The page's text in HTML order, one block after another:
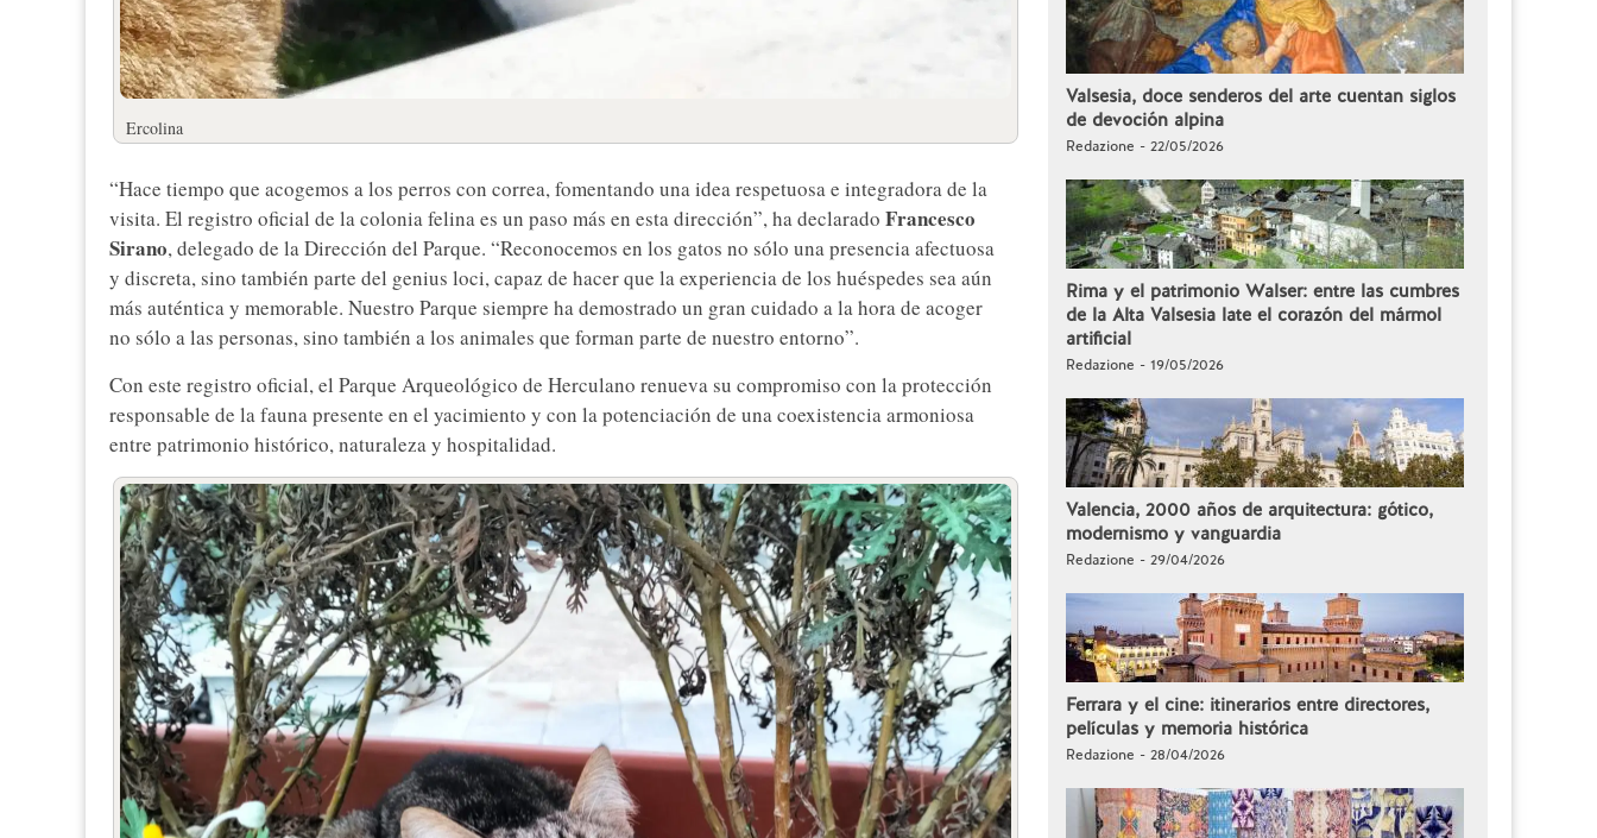
Ercolina
“Hace tiempo que acogemos a los perros con correa, fomentando una idea respetuosa e integradora de la
visita. El registro oficial de la colonia felina es un paso más en esta dirección”, ha declarado Francesco
Sirano, delegado de la Dirección del Parque. “Reconocemos en los gatos no sólo una presencia afectuosa
y discreta, sino también parte del genius loci, capaz de hacer que la experiencia de los huéspedes sea aún
más auténtica y memorable. Nuestro Parque siempre ha demostrado un gran cuidado a la hora de acoger
no sólo a las personas, sino también a los animales que forman parte de nuestro entorno”.
Con este registro oficial, el Parque Arqueológico de Herculano renueva su compromiso con la protección
responsable de la fauna presente en el yacimiento y con la potenciación de una coexistencia armoniosa
entre patrimonio histórico, naturaleza y hospitalidad.
Valsesia, doce senderos del arte cuentan siglos
de devoción alpina
Redazione - 22/05/2026
Rima y el patrimonio Walser: entre las cumbres
de la Alta Valsesia late el corazón del mármol
artificial
Redazione - 19/05/2026
Valencia, 2000 años de arquitectura: gótico,
modernismo y vanguardia
Redazione - 29/04/2026
Ferrara y el cine: itinerarios entre directores,
películas y memoria histórica
Redazione - 28/04/2026